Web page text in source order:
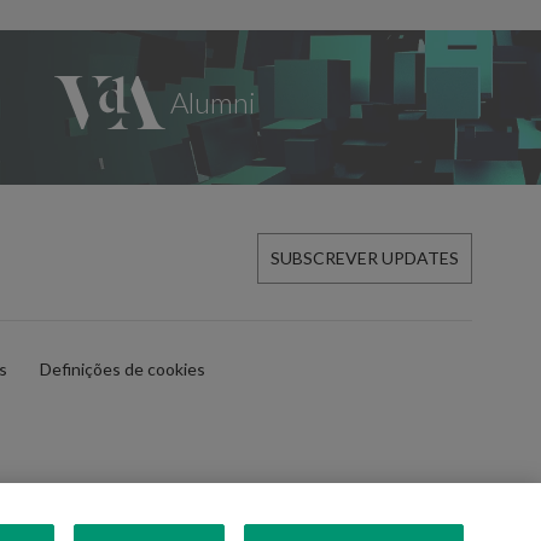
SUBSCREVER UPDATES
Definições de cookies